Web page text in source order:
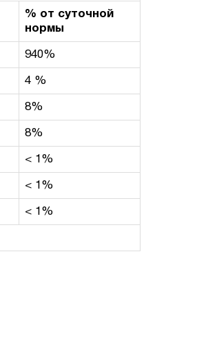
% от суточной
нормы
940%
4 %
8%
8%
< 1%
< 1%
< 1%